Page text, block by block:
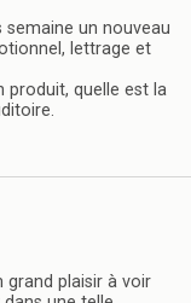
semaine un nouveau
lettrage et
produit, quelle est la
grand plaisir à voir